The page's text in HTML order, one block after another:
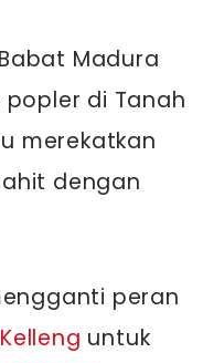
Madura
di Tanah
merekatkan
dengan
peran
untuk